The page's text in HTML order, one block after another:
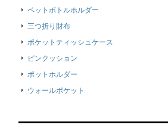
ペットボトルホルダー
三つ折り財布
ポケットティッシュケース
ピンクッション
ポットホルダー
ウォールポケット